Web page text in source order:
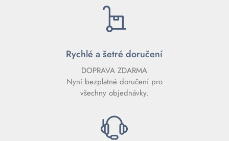
Rychlé a šetré doručení
DOPRAVA ZDARMA
Nyní bezplatné doručení pro
všechny objednávky.